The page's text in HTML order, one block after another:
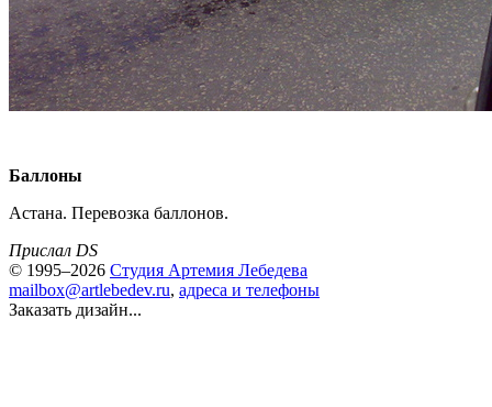
Баллоны
Астана. Перевозка баллонов.
Прислал DS
© 1995–2026 Студия Артемия Лебедева
mailbox@artlebedev.ru, адреса и телефоны
Заказать дизайн...